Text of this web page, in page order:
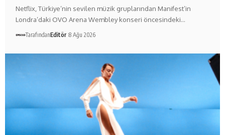
Netflix, Türkiye’nin sevilen müzik gruplarından Manifest’in
Londra’daki OVO Arena Wembley konseri öncesindeki…
TarafındanEditör 8 Ağu 2026